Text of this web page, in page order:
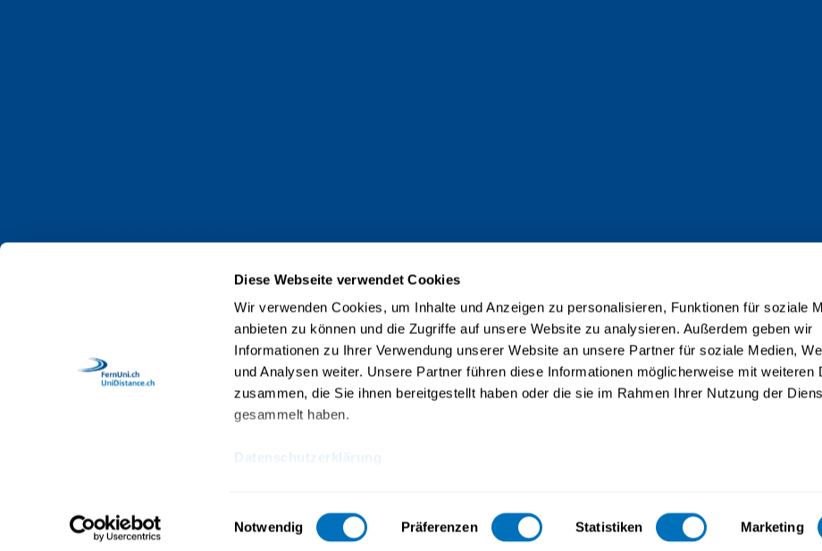
Diese Webseite verwendet Cookies
Wir verwenden Cookies, um Inhalte und Anzeigen zu personalisieren, Funktionen für soziale
anbieten zu können und die Zugriffe auf unsere Website zu analysieren. Außerdem geben wir
Informationen zu Ihrer Verwendung unserer Website an unsere Partner für soziale Medien,
und Analysen weiter. Unsere Partner führen diese Informationen möglicherweise mit weiteren
zusammen, die Sie ihnen bereitgestellt haben oder die sie im Rahmen Ihrer Nutzung der
gesammelt haben.
Datenschutzerklärung
Einwilligungsauswahl
Notwendig Präferenzen Statistiken Marketing
Collaboratrices et collaborateurs
© 2026 UniDistance Suisse, Institut universitaire accrédité selon la LEHE